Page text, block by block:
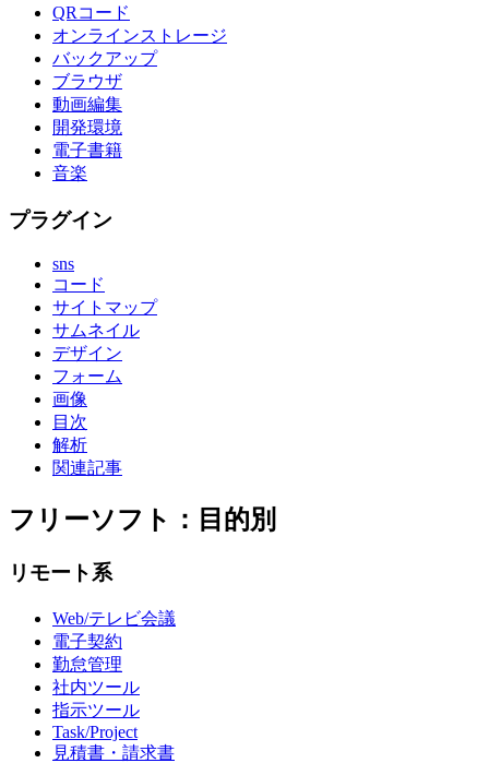
QRコード
オンラインストレージ
バックアップ
ブラウザ
動画編集
開発環境
電子書籍
音楽
プラグイン
sns
コード
サイトマップ
サムネイル
デザイン
フォーム
画像
目次
解析
関連記事
フリーソフト：目的別
リモート系
Web/テレビ会議
電子契約
勤怠管理
社内ツール
指示ツール
Task/Project
見積書・請求書